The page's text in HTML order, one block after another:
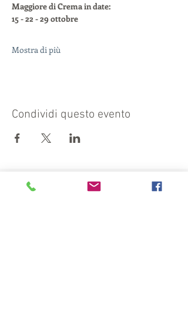
Maggiore di Crema in date:
15 - 22 - 29 ottobre
Mostra di più
Condividi questo evento